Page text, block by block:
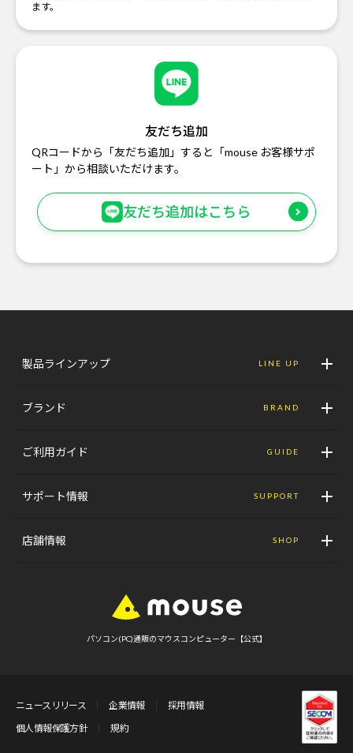
ます。
友だち追加
QRコードから「友だち追加」すると「mouse お客様サポ
ート」から相談いただけます。
友だち追加はこちら
製品ラインアップ LINE UP
ブランド BRAND
ご利用ガイド GUIDE
サポート情報 SUPPORT
店舗情報 SHOP
パソコン(PC)通販のマウスコンピューター【公式】
ニュースリリース 企業情報
採用情報
個人情報保護方針
規約